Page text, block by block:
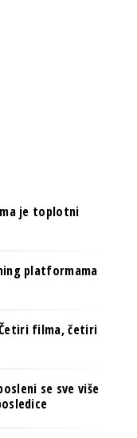
je toplotni
platformama
filma, četiri
se sve više